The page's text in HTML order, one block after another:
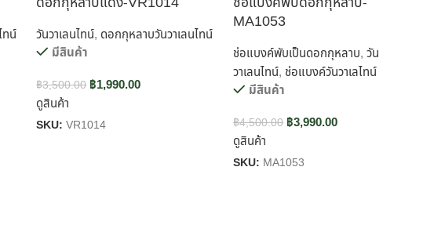
ทน์
วันวาเลนไทน์, ดอกกุหลาบวันวาเลนไทน์
มีสินค้า
฿3,500.00 ฿1,990.00
ดูสินค้า
SKU:VR1014
MA1053
ช่อแบงค์พับเป็นดอกกุหลาบ, วัน
วาเลนไทน์, ช่อแบงค์วันวาเลไทน์
มีสินค้า
฿4,500.00 ฿3,990.00
ดูสินค้า
SKU: MA1053